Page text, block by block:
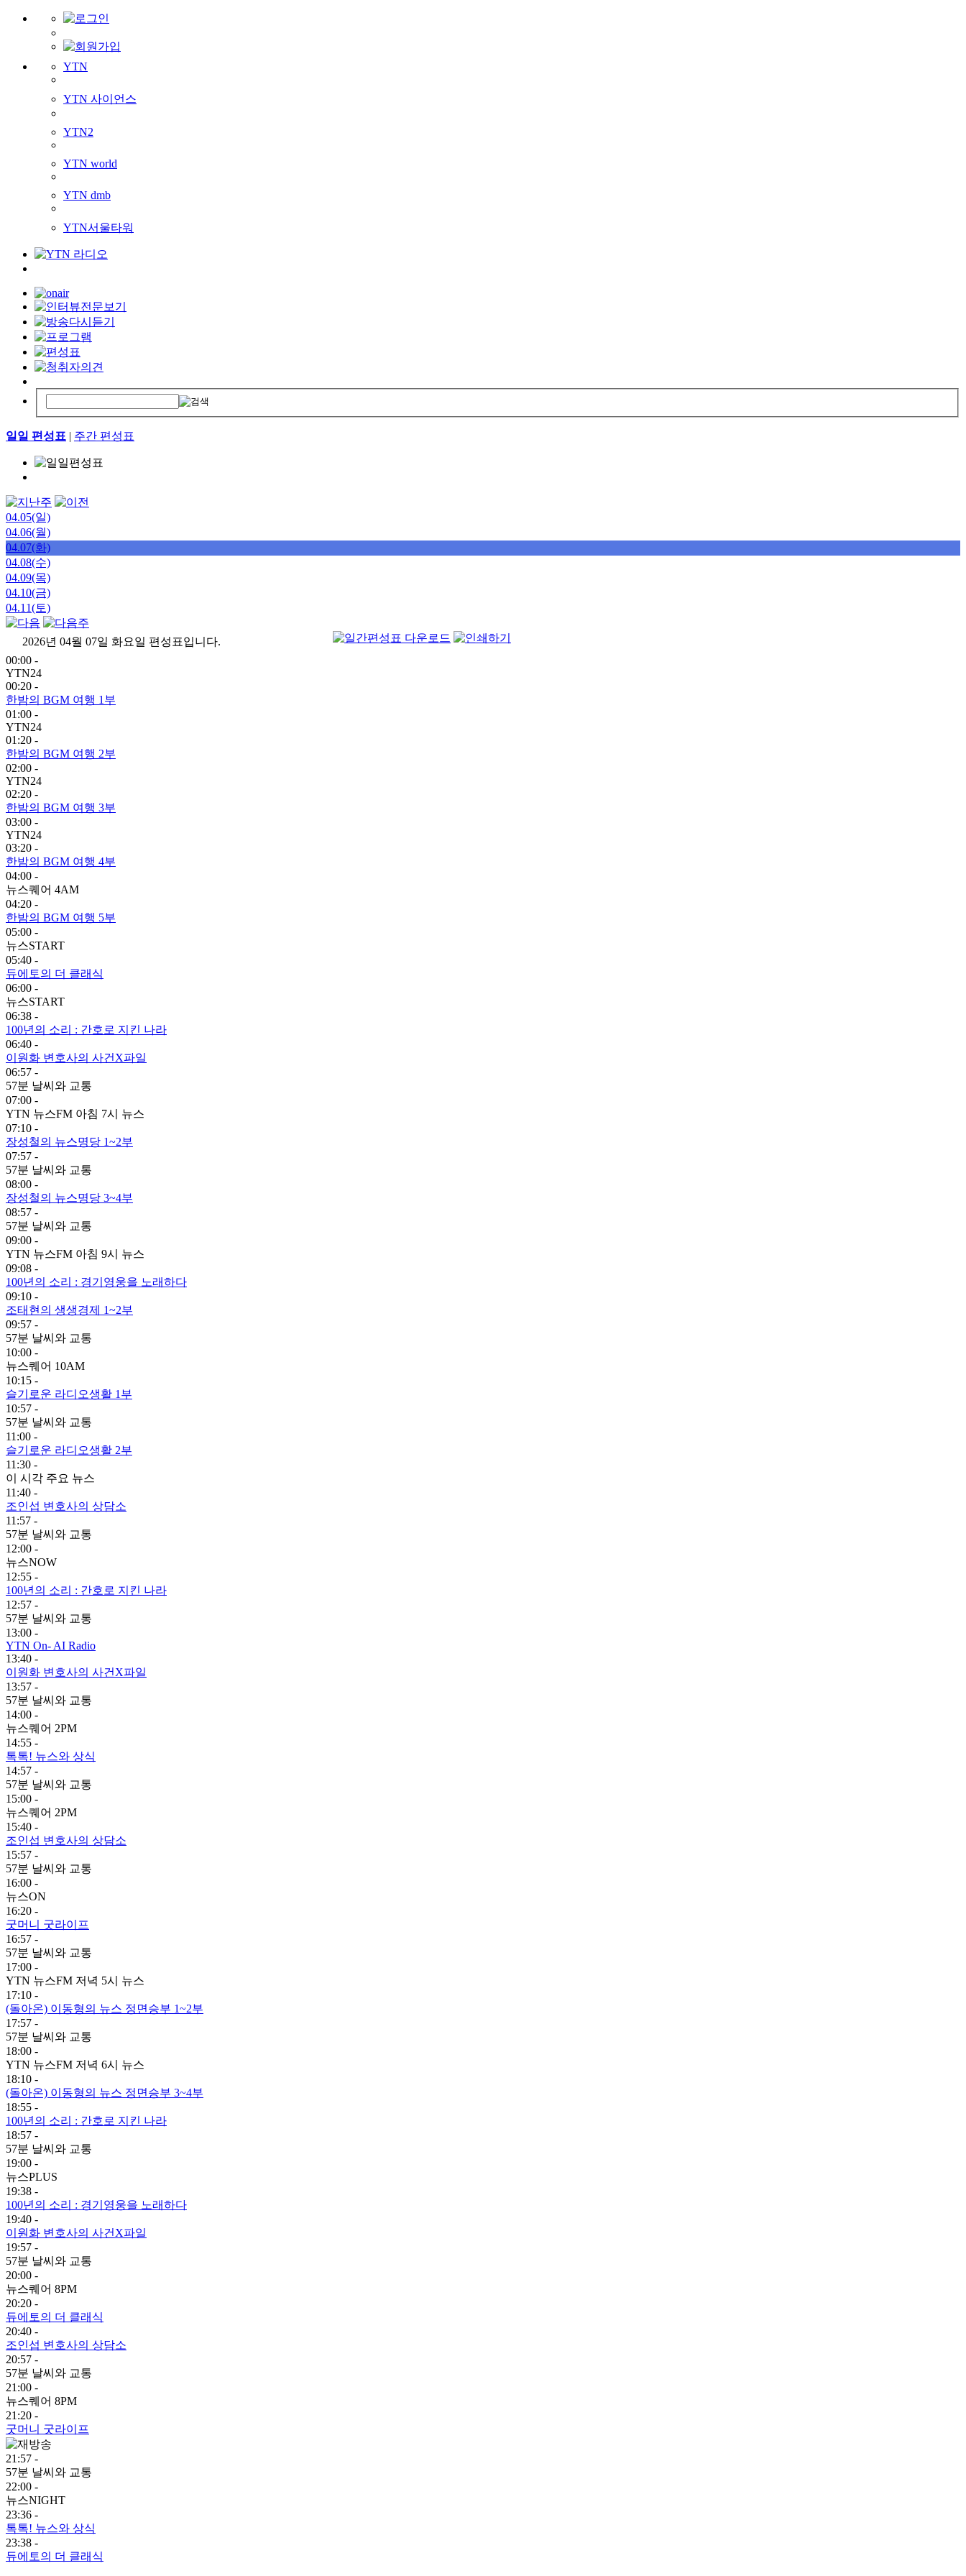
YTN
YTN 사이언스
YTN2
YTN world
YTN dmb
YTN서울타워
일일 편성표 | 주간 편성표
04.05(일)
04.06(월)
04.07(화)
04.08(수)
04.09(목)
04.10(금)
04.11(토)
2026년 04월 07일 화요일 편성표입니다.
00:00 -
YTN24
00:20 -
한밤의 BGM 여행 1부
01:00 -
YTN24
01:20 -
한밤의 BGM 여행 2부
02:00 -
YTN24
02:20 -
한밤의 BGM 여행 3부
03:00 -
YTN24
03:20 -
한밤의 BGM 여행 4부
04:00 -
뉴스퀘어 4AM
04:20 -
한밤의 BGM 여행 5부
05:00 -
뉴스START
05:40 -
듀에토의 더 클래식
06:00 -
뉴스START
06:38 -
100년의 소리 : 간호로 지킨 나라
06:40 -
이원화 변호사의 사건X파일
06:57 -
57분 날씨와 교통
07:00 -
YTN 뉴스FM 아침 7시 뉴스
07:10 -
장성철의 뉴스명당 1~2부
07:57 -
57분 날씨와 교통
08:00 -
장성철의 뉴스명당 3~4부
08:57 -
57분 날씨와 교통
09:00 -
YTN 뉴스FM 아침 9시 뉴스
09:08 -
100년의 소리 : 경기영웅을 노래하다
09:10 -
조태현의 생생경제 1~2부
09:57 -
57분 날씨와 교통
10:00 -
뉴스퀘어 10AM
10:15 -
슬기로운 라디오생활 1부
10:57 -
57분 날씨와 교통
11:00 -
슬기로운 라디오생활 2부
11:30 -
이 시각 주요 뉴스
11:40 -
조인섭 변호사의 상담소
11:57 -
57분 날씨와 교통
12:00 -
뉴스NOW
12:55 -
100년의 소리 : 간호로 지킨 나라
12:57 -
57분 날씨와 교통
13:00 -
YTN On- AI Radio
13:40 -
이원화 변호사의 사건X파일
13:57 -
57분 날씨와 교통
14:00 -
뉴스퀘어 2PM
14:55 -
톡톡! 뉴스와 상식
14:57 -
57분 날씨와 교통
15:00 -
뉴스퀘어 2PM
15:40 -
조인섭 변호사의 상담소
15:57 -
57분 날씨와 교통
16:00 -
뉴스ON
16:20 -
굿머니 굿라이프
16:57 -
57분 날씨와 교통
17:00 -
YTN 뉴스FM 저녁 5시 뉴스
17:10 -
(돌아온) 이동형의 뉴스 정면승부 1~2부
17:57 -
57분 날씨와 교통
18:00 -
YTN 뉴스FM 저녁 6시 뉴스
18:10 -
(돌아온) 이동형의 뉴스 정면승부 3~4부
18:55 -
100년의 소리 : 간호로 지킨 나라
18:57 -
57분 날씨와 교통
19:00 -
뉴스PLUS
19:38 -
100년의 소리 : 경기영웅을 노래하다
19:40 -
이원화 변호사의 사건X파일
19:57 -
57분 날씨와 교통
20:00 -
뉴스퀘어 8PM
20:20 -
듀에토의 더 클래식
20:40 -
조인섭 변호사의 상담소
20:57 -
57분 날씨와 교통
21:00 -
뉴스퀘어 8PM
21:20 -
굿머니 굿라이프
21:57 -
57분 날씨와 교통
22:00 -
뉴스NIGHT
23:36 -
톡톡! 뉴스와 상식
23:38 -
듀에토의 더 클래식